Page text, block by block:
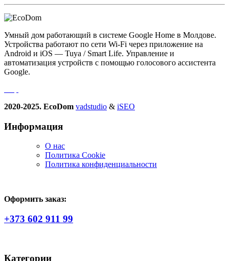
Умный дом работающий в системе Google Home в Молдове.
Устройства работают по сети Wi-Fi через приложение на
Android и iOS — Tuya / Smart Life. Управление и
автоматизация устройств с помощью голосового ассистента
Google.
2020-2025. EcoDom vadstudio & iSEO
Информация
О нас
Политика Сookie
Политика конфиденциальности
Оформить заказ:
+373 602 911 99
Категории